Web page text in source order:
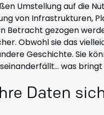
Umstellung auf die
von Infrastrukturen,
Betracht gezogen
Obwohl sie das
Geschichte. Sie
was bringt
Daten